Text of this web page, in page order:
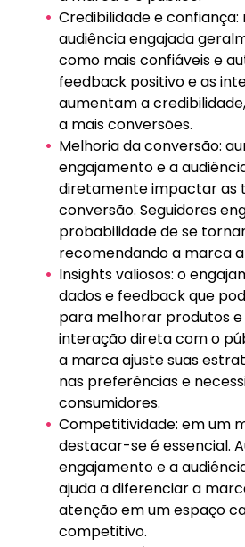
Credibilidade e
audiência engajada
como mais confiáveis e
feedback positivo e as
aumentam a
a mais conversões.
Melhoria da conversão:
engajamento e a
diretamente impactar as
conversão. Seguidores
probabilidade de se
recomendando a marca
Insights valiosos: o
dados e feedback que
para melhorar produtos e
interação direta com o
a marca ajuste suas
nas preferências e
consumidores.
Competitividade: em um
destacar-se é essencial.
engajamento e a
ajuda a diferenciar a
atenção em um espaço
competitivo.